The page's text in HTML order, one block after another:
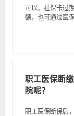
可以。社保卡过
额，也可通过医
职工医保断
院呢？
职工医保断保后